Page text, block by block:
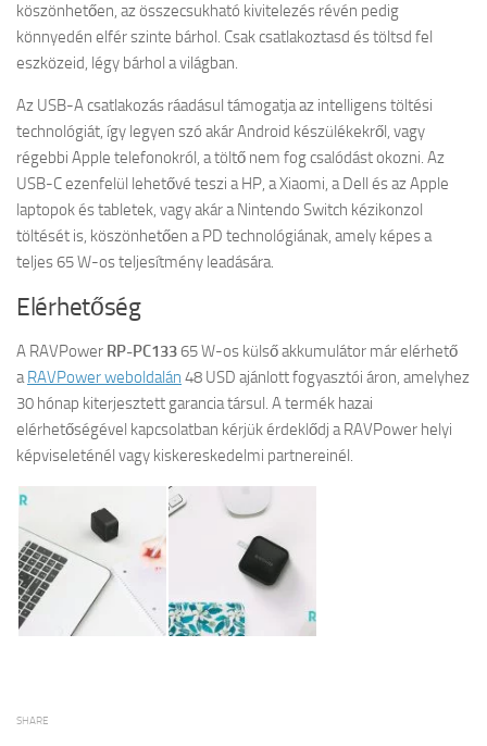
köszönhetően, az összecsukható kivitelezés révén pedig
könnyedén elfér szinte bárhol. Csak csatlakoztasd és töltsd fel
eszközeid, légy bárhol a világban.
Az USB-A csatlakozás ráadásul támogatja az intelligens töltési
technológiát, így legyen szó akár Android készülékekről, vagy
régebbi Apple telefonokról, a töltő nem fog csalódást okozni. Az
USB-C ezenfelül lehetővé teszi a HP, a Xiaomi, a Dell és az Apple
laptopok és tabletek, vagy akár a Nintendo Switch kézikonzol
töltését is, köszönhetően a PD technológiának, amely képes a
teljes 65 W-os teljesítmény leadására.
Elérhetőség
A RAVPower RP-PC13365 W-os külső akkumulátor már elérhető
aRAVPower weboldalán 48 USD ajánlott fogyasztói áron, amelyhez
30 hónap kiterjesztett garancia társul. A termék hazai
elérhetőségével kapcsolatban kérjük érdeklődj a RAVPower helyi
képviseleténél vagy kiskereskedelmi partnereinél.
SHARE